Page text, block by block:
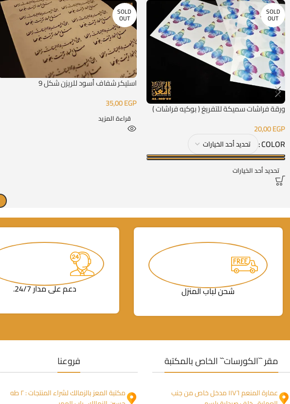
SOLD
OUT
ورقة فراشات سميكة للتفريغ ( بوكيه فراشات )
20,00EGP
COLOR
تحديد أحد الخيارات
SOLD
OUT
استيكر شفاف أسود للريزن شكل 9
35,00EGP
قراءة المزيد
شحن لباب المنزل دعم على مدار 24/7.
فروعنا
مكتبة المعز بالزمالك لشراء المنتجات : ٢ طه
مقر ``الكورسات`` الخاص بالمكتبة
عمارة المنعم ١١٧٦ مدخل خاص من جنب